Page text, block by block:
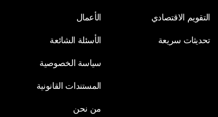
التقويم الاقتصادي
تحديثات سريعة
الأعمال
الأسئلة الشائعة
سياسة الخصوصية
المستندات القانونية
من نحن